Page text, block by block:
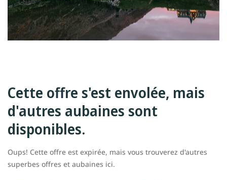
Cette offre s'est envolée, mais
d'autres aubaines sont
disponibles.
Oups! Cette offre est expirée, mais vous trouverez d'autres
superbes offres et aubaines ici.